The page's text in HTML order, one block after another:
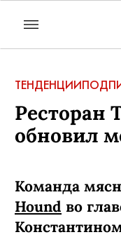
ТЕНДЕНЦИИ
Ресторан
обновил
Команда
Hound во